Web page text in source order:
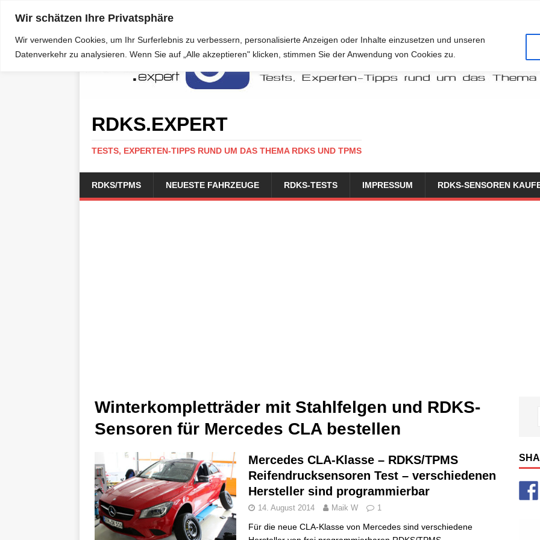
Wir schätzen Ihre Privatsphäre
Wir verwenden Cookies, um Ihr Surferlebnis zu verbessern, personalisierte Anzeigen oder Inhalte einzusetzen und unseren
Datenverkehr zu analysieren. Wenn Sie auf „Alle akzeptieren" klicken, stimmen Sie der Anwendung von Cookies zu.
RDKS.EXPERT
TESTS, EXPERTEN-TIPPS RUND UM DAS THEMA RDKS UND TPMS
RDKS/TPMS NEUESTE FAHRZEUGE RDKS-TESTS IMPRESSUM RDKS-SENSOREN
Winterkompletträder mit Stahlfelgen und RDKS-
Sensoren für Mercedes CLA bestellen
Mercedes CLA-Klasse – RDKS/TPMS
Reifendrucksensoren Test – verschiedenen
Hersteller sind programmierbar
14. August 2014 Maik W 1
Für die neue CLA-Klasse von Mercedes sind verschiedene